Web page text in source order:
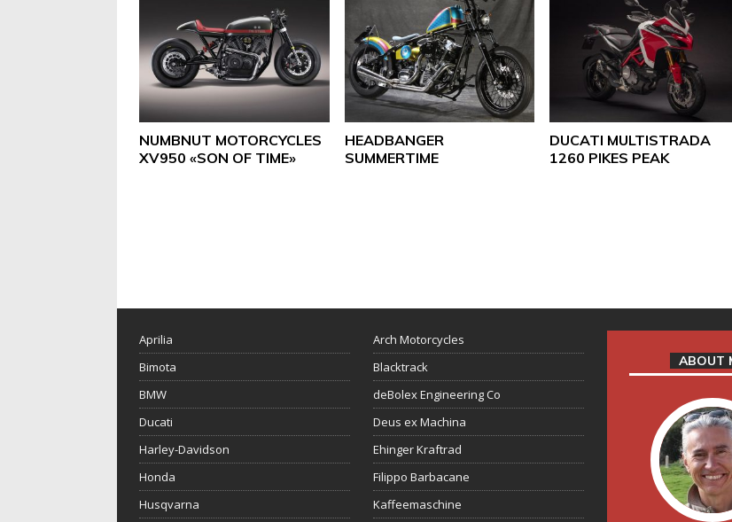
NUMBNUT MOTORCYCLES
XV950 «SON OF TIME»
HEADBANGER
SUMMERTIME
DUCATI MULTISTRADA
1260 PIKES PEAK
Aprilia
Bimota
BMW
Ducati
Harley-Davidson
Honda
Husqvarna
Arch Motorcycles
Blacktrack
deBolex Engineering Co
Deus ex Machina
Ehinger Kraftrad
Filippo Barbacane
Kaffeemaschine
ABOUT